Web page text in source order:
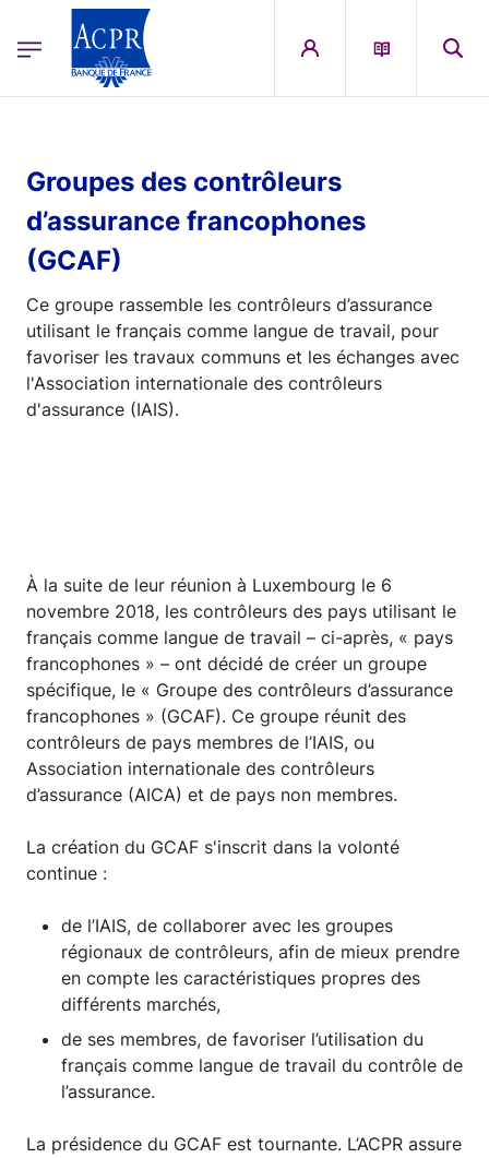
ACPR Menu Principal (French)
Groupes des contrôleurs
d’assurance francophones
(GCAF)
Ce groupe rassemble les contrôleurs d’assurance
utilisant le français comme langue de travail, pour
favoriser les travaux communs et les échanges avec
l'Association internationale des contrôleurs
d'assurance (IAIS).
À la suite de leur réunion à Luxembourg le 6
novembre 2018, les contrôleurs des pays utilisant le
français comme langue de travail – ci-après, « pays
francophones » – ont décidé de créer un groupe
spécifique, le « Groupe des contrôleurs d’assurance
francophones » (GCAF). Ce groupe réunit des
contrôleurs de pays membres de l’IAIS, ou
Association internationale des contrôleurs
d’assurance (AICA) et de pays non membres.
La création du GCAF s'inscrit dans la volonté
continue :
de l’IAIS, de collaborer avec les groupes
régionaux de contrôleurs, afin de mieux prendre
en compte les caractéristiques propres des
différents marchés,
de ses membres, de favoriser l’utilisation du
français comme langue de travail du contrôle de
l’assurance.
La présidence du GCAF est tournante. L’ACPR assure